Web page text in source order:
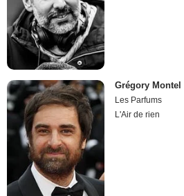
Grégory Montel
Les Parfums
L'Air de rien